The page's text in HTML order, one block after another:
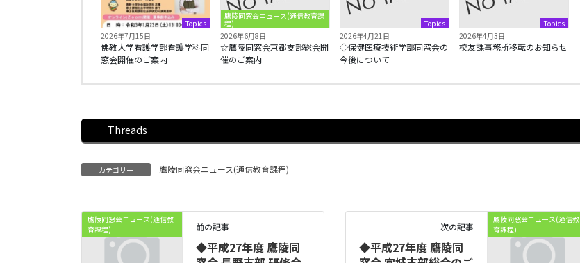
Topics
2026年7月15日
佛教大学看護学部看護学科同
窓会開催のご案内
鷹陵同窓会ニュース(通信教育課
程)
2026年6月8日
☆鷹陵同窓会京都支部総会開
催のご案内
Topics
2026年4月21日
◇保健医療技術学部同窓会の
今後について
Topics
2026年4月3日
校友課事務所移転のお知らせ
Threads
カテゴリー 鷹陵同窓会ニュース(通信教育課程)
鷹陵同窓会ニュース(通信教
育課程)
前の記事
◆平成27年度 鷹陵同
鷹陵同窓会ニュース(通信教
育課程)
次の記事
◆平成27年度 鷹陵同